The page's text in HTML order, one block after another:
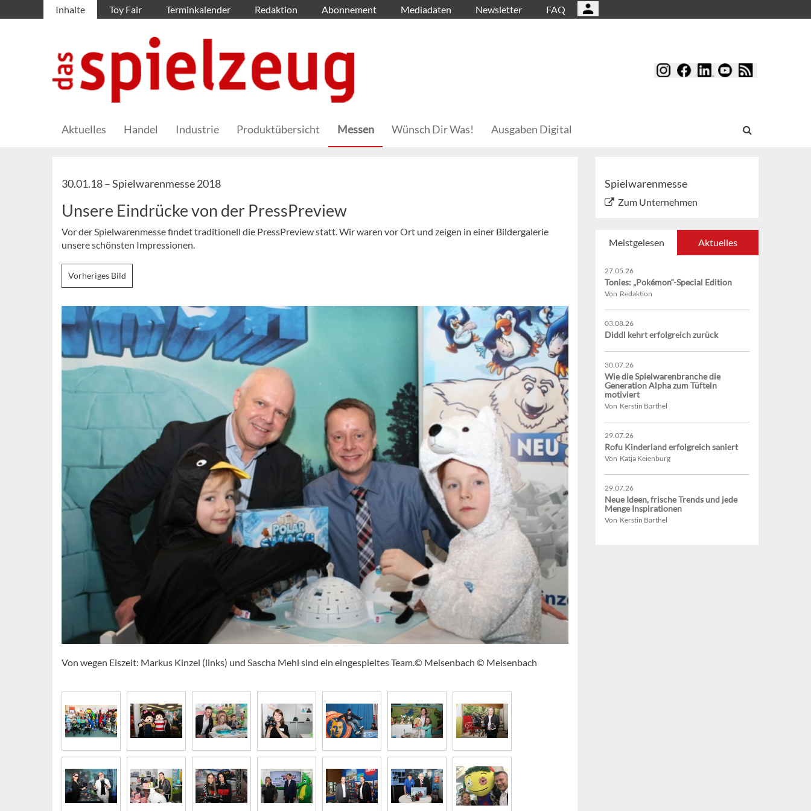
Inhalte Toy Fair Terminkalender Redaktion Abonnement Mediadaten Newsletter FAQ
Aktuelles Handel Industrie Produktübersicht Messen Wünsch Dir Was! Ausgaben Digital
30.01.18 –Spielwarenmesse 2018
Unsere Eindrücke von der PressPreview
Vor der Spielwarenmesse findet traditionell die PressPreview statt. Wir waren vor Ort und zeigen in einer Bildergalerie
unsere schönsten Impressionen.
Vorheriges Bild
Von wegen Eiszeit: Markus Kinzel (links) und Sascha Mehl sind ein eingespieltes Team.© Meisenbach © Meisenbach
Spielwarenmesse
Zum Unternehmen
Meistgelesen Aktuelles
27.05.26
Tonies: „Pokémon“-Special Edition
Von Redaktion
03.08.26
Diddl kehrt erfolgreich zurück
30.07.26
Wie die Spielwarenbranche die
Generation Alpha zum Tüfteln
motiviert
Von Kerstin Barthel
29.07.26
Rofu Kinderland erfolgreich saniert
Von Katja Keienburg
29.07.26
Neue Ideen, frische Trends und jede
Menge Inspirationen
Von Kerstin Barthel